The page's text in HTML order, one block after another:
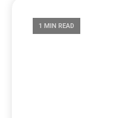
1 MIN READ